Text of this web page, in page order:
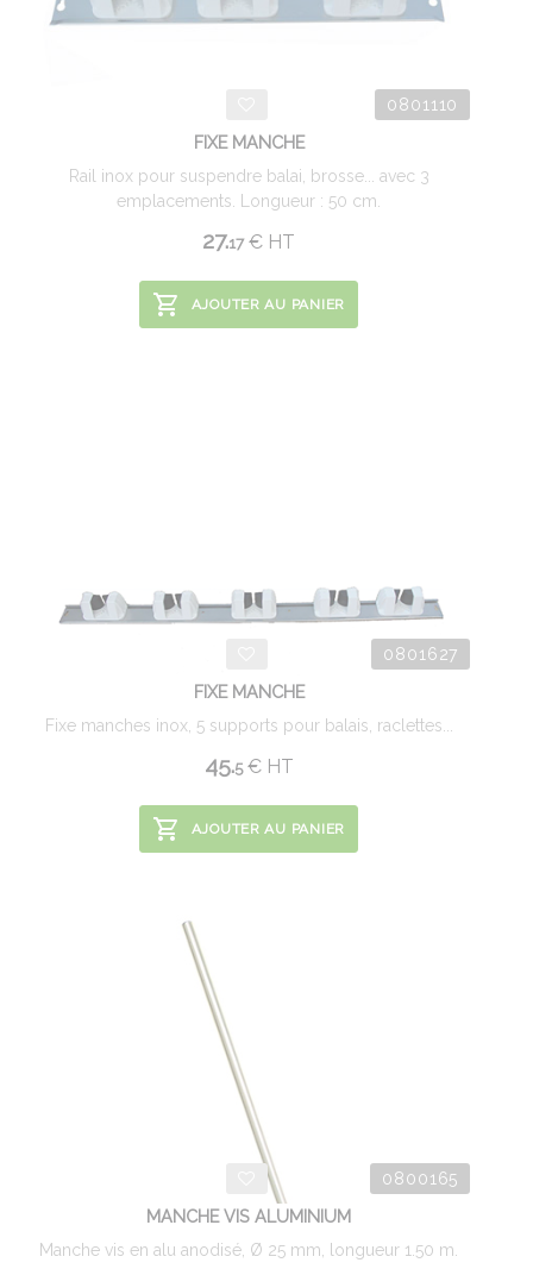
0801110
FIXE MANCHE
Rail inox pour suspendre balai, brosse... avec 3
emplacements. Longueur : 50 cm.
27.17 € HT
AJOUTER AU PANIER
0801627
FIXE MANCHE
Fixe manches inox, 5 supports pour balais, raclettes...
45.5 €HT
AJOUTER AU PANIER
0800165
MANCHE VIS ALUMINIUM
Manche vis en alu anodisé, Ø 25 mm, longueur 1.50 m.